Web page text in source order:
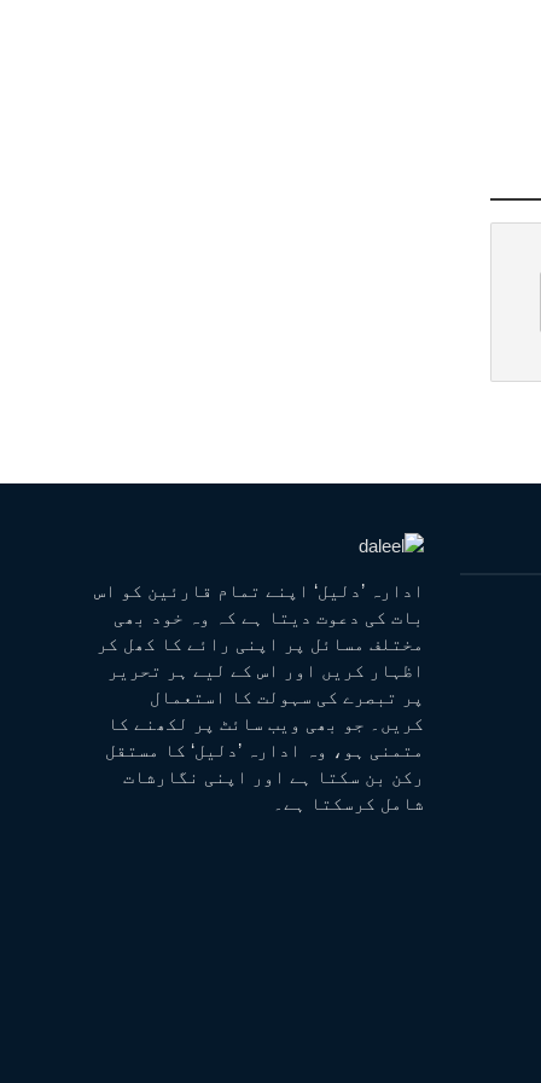
ادارہ ’دلیل‘ اپنے تمام قارئین کو اس
بات کی دعوت دیتا ہے کہ وہ خود بھی
مختلف مسائل پر اپنی رائے کا کھل کر
اظہار کریں اور اس کے لیے ہر تحریر
پر تبصرے کی سہولت کا استعمال
کریں۔ جو بھی ویب سائٹ پر لکھنے کا
متمنی ہو، وہ ادارہ ’دلیل‘ کا مستقل
رکن بن سکتا ہے اور اپنی نگارشات
شامل کرسکتا ہے۔